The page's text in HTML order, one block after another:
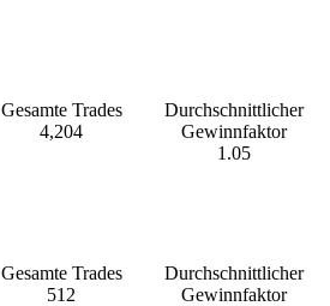
Gesamte Trades
4,204
Durchschnittlicher
Gewinnfaktor
1.05
Gesamte Trades
512
Durchschnittlicher
Gewinnfaktor